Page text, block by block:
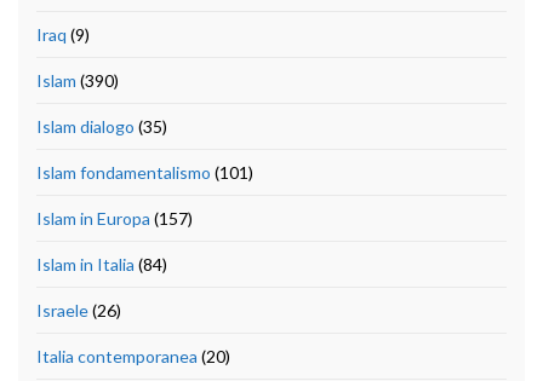
Iraq (9)
Islam (390)
Islam dialogo (35)
Islam fondamentalismo (101)
Islam in Europa (157)
Islam in Italia (84)
Israele(26)
Italia contemporanea (20)